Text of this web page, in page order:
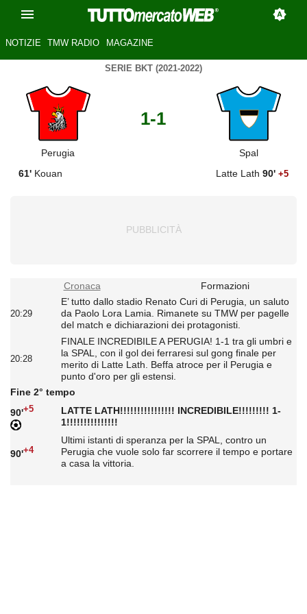
NOTIZIE TMW RADIO MAGAZINE
SERIE BKT (2021-2022)
Perugia
1-1
Spal
61' Kouan Latte Lath 90' +5
Cronaca Formazioni
20:29
E’ tutto dallo stadio Renato Curi di Perugia, un saluto
da Paolo Lora Lamia. Rimanete su TMW per pagelle
del match e dichiarazioni dei protagonisti.
20:28
FINALE INCREDIBILE A PERUGIA! 1-1 tra gli umbri e
la SPAL, con il gol dei ferraresi sul gong finale per
merito di Latte Lath. Beffa atroce per il Perugia e
punto d'oro per gli estensi.
Fine 2° tempo
90'+5
LATTE LATH!!!!!!!!!!!!!!!! INCREDIBILE!!!!!!!!! 1-
1!!!!!!!!!!!!!!!
90'+4
Ultimi istanti di speranza per la SPAL, contro un
Perugia che vuole solo far scorrere il tempo e portare
a casa la vittoria.